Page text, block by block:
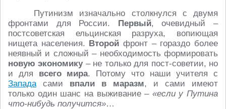
Путинизм изначально столкнулся с двумя
фронтами для России. Первый, очевидный –
постсоветская ельцинская разруха, вопиющая
нищета населения. Второй фронт – гораздо более
неявный и сложный – необходимость формировать
новую экономику– не только для пост-советии, но
и для всего мира. Потому что наши учителя с
Западасами впали в маразм, и сами имеют
только один шанс на выживание – «если у Путина
что-нибудь получится»…